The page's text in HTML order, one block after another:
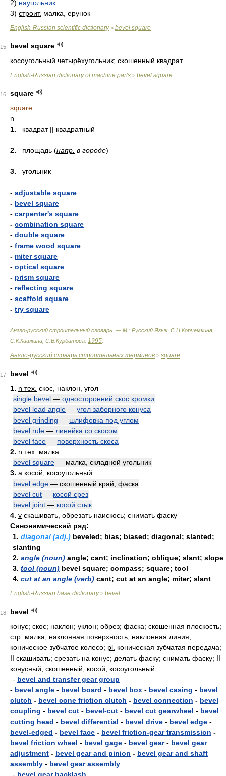
2) наугольник
3) строит. малка, ерунок
English-Russian scientific dictionary> bevel square
15
bevel square
косоугольный четырёхугольник; скошенный квадрат
English-Russian dictionary of machine parts > bevel square
16
square
square
n
1. квадрат || квадратный
2. площадь (напр. в городе)
3. угольник
- adjustable square
- bevel square
- carpenter's square
- combination square
- double square
- frame wood square
- miter square
- optical square
- prism square
- reflecting square
- scaffold square
- try square
Англо-русский строительный словарь. — М.: Русский Язык. С.Н.Корчемкина,
С.К.Кашкина, С.В.Курбатова 1995
Англо-русский словарь строительных терминов > square
17
bevel
1. n тех. скос, наклон, угол
single bevel — односторонний скос кромки
bevel lead angle — угол заборного конуса
bevel grinding — шлифовка под углом
bevel rule — линейка со скосом
bevel face — поверхность скоса
2. n тех. малка
bevel square — малка, складной угольник
3. a косой, косоугольный
bevel edge — скошенный край, фаска
bevel cut — косой срез
bevel joint — косой стык
4. v скашивать, обрезать наискось; снимать фаску
Синонимический ряд:
1. diagonal (adj.) beveled; bias; biased; diagonal; slanted;
slanting
2. angle (noun) angle; cant; inclination; oblique; slant; slope
3. tool (noun) bevel square; compass; square; tool
4. cut at an angle (verb) cant; cut at an angle; miter; slant
English-Russian base dictionary> bevel
18
bevel
конус; скос; наклон; уклон; обрез; фаска; скошенная плоскость;
стр. малка; наклонная поверхность; наклонная линия;
коническое зубчатое колесо; pl. коническая зубчатая передача;
II скашивать; срезать на конус; делать фаску; снимать фаску; II
конусный; скошенный; косой; косоугольный
- bevel and transfer gear group
- bevel angle - bevel board - bevel box - bevel casing - bevel
clutch - bevel cone friction clutch - bevel connection - bevel
coupling - bevel cut - bevel-cut - bevel cut gearwheel - bevel
cutting head - bevel differential - bevel drive - bevel edge -
bevel-edged - bevel face - bevel friction-gear transmission -
bevel friction wheel - bevel gage - bevel gear- bevel gear
adjustment - bevel gear and pinion - bevel gear and shaft
assembly - bevel gear assembly